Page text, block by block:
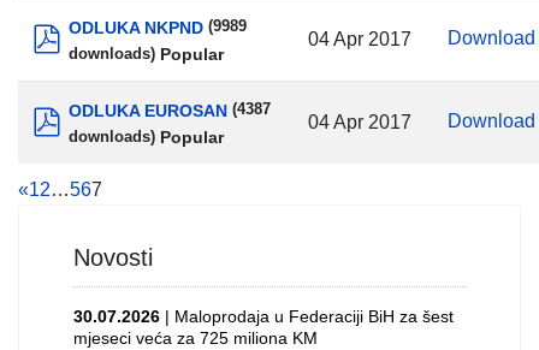
pdf
ODLUKA NKPND (9989
downloads) Popular
04 Apr 2017 Download
pdf
ODLUKA EUROSAN (4387
downloads) Popular
04 Apr 2017 Download
«12…567
Novosti
30.07.2026 | Maloprodaja u Federaciji BiH za šest
mjeseci veća za 725 miliona KM